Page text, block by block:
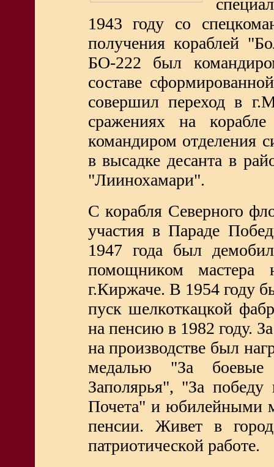
1943 году со
получения кораблей
БО-222 был
составе
совершил переход в
сражениях на
командиром отделения
в высадке десанта в
"Лиинохамари".
С корабля Северного
участия в Параде
1947 года был
помощником мастера
г.Киржаче. В 1954 году
пуск шелкоткацкой
на пенсию в 1982 году.
на производстве был
медалью "За боевые
Заполярья", "За
Почета" и юбилейными
пенсии. Живет в
патриотической работе.